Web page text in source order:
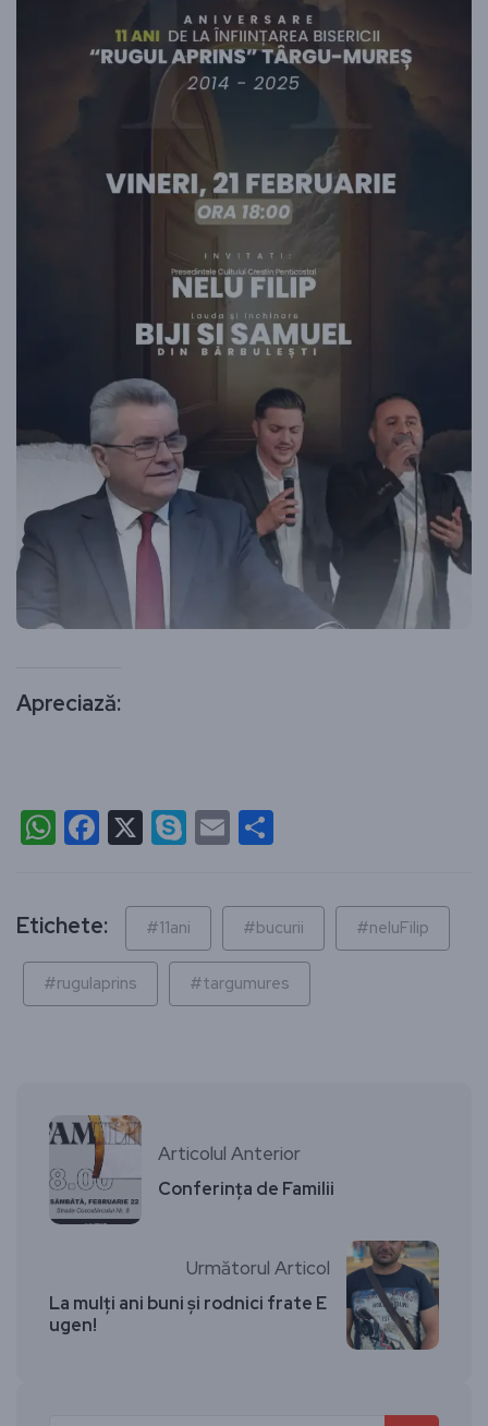
Apreciază:
WhatsApp
Facebook
X Skype
Email
Etichete: #11ani #bucurii #neluFilip
#rugulaprins #targumures
Articolul Anterior
Conferința de Familii
Următorul Articol
La mulți ani buni și rodnici frate E
ugen!